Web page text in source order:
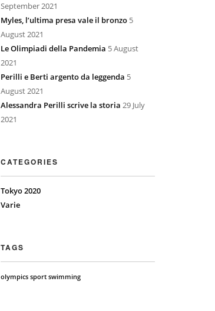
September 2021
Myles, l’ultima presa vale il bronzo 5
August 2021
Le Olimpiadi della Pandemia 5 August
2021
Perilli e Berti argento da leggenda 5
August 2021
Alessandra Perilli scrive la storia 29 July
2021
CATEGORIES
Tokyo 2020
Varie
TAGS
olympics sport swimming